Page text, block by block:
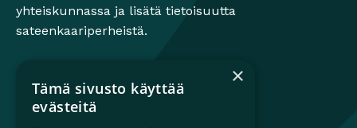
yhteiskunnassa ja lisätä tietoisuutta
sateenkaariperheistä.
Mikä on sateenkaariperhe?
×
Tämä sivusto käyttää
evästeitä